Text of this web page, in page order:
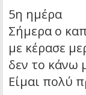
5η ημέρα
Σήμερα ο
με κέρασε
δεν το κάνω
Είμαι πολύ